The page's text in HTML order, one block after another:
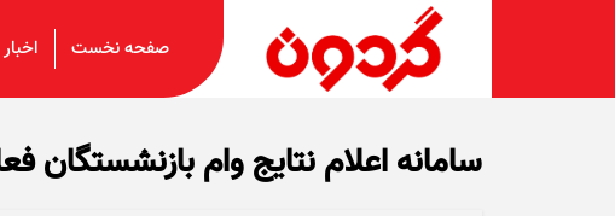
صفحه نخست اخبار
سامانه اعلام نتایج وام بازنشستگان